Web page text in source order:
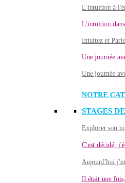
L'intuition à
L'intuition
Intuitez et
Une journée
Une journée
NOTRE
STAGES
Explorer son
C'est décidé,
Aujourd'hui
Il était une